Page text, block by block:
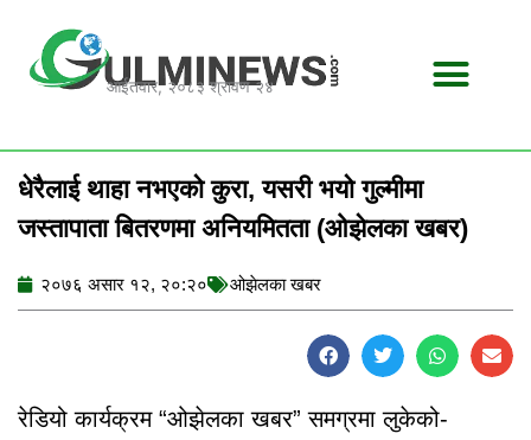
content
आईतवार, २०८३ श्रावण २४
धेरैलाई थाहा नभएको कुरा, यसरी भयो गुल्मीमा
जस्तापाता बितरणमा अनियमितता (ओझेलका खबर)
२०७६ असार १२, २०:२० ओझेलका खबर
रेडियो कार्यक्रम “ओझेलका खबर” समग्रमा लुकेको-